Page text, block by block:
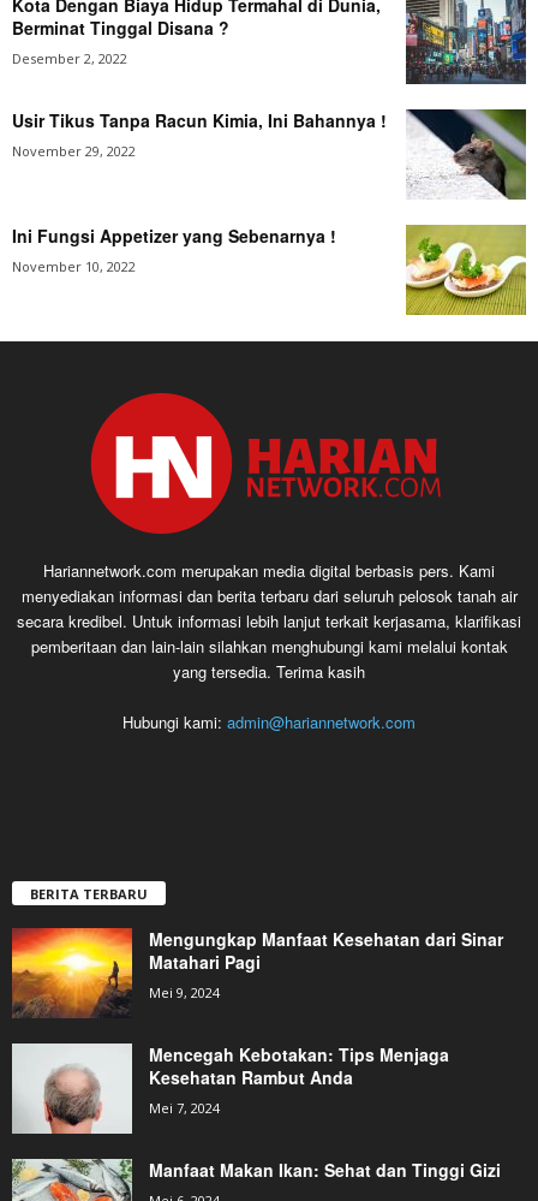
Kota Dengan Biaya Hidup Termahal di Dunia,
Berminat Tinggal Disana ?
Desember 2, 2022
Usir Tikus Tanpa Racun Kimia, Ini Bahannya !
November 29, 2022
Ini Fungsi Appetizer yang Sebenarnya !
November 10, 2022
Hariannetwork.com merupakan media digital berbasis pers. Kami
menyediakan informasi dan berita terbaru dari seluruh pelosok tanah air
secara kredibel. Untuk informasi lebih lanjut terkait kerjasama, klarifikasi
pemberitaan dan lain-lain silahkan menghubungi kami melalui kontak
yang tersedia. Terima kasih
Hubungi kami: admin@hariannetwork.com
BERITA TERBARU
Mengungkap Manfaat Kesehatan dari Sinar
Matahari Pagi
Mei 9, 2024
Mencegah Kebotakan: Tips Menjaga
Kesehatan Rambut Anda
Mei 7, 2024
Manfaat Makan Ikan: Sehat dan Tinggi Gizi